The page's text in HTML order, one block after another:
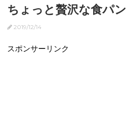
ちょっと贅沢な食パン
2019/12/14
スポンサーリンク